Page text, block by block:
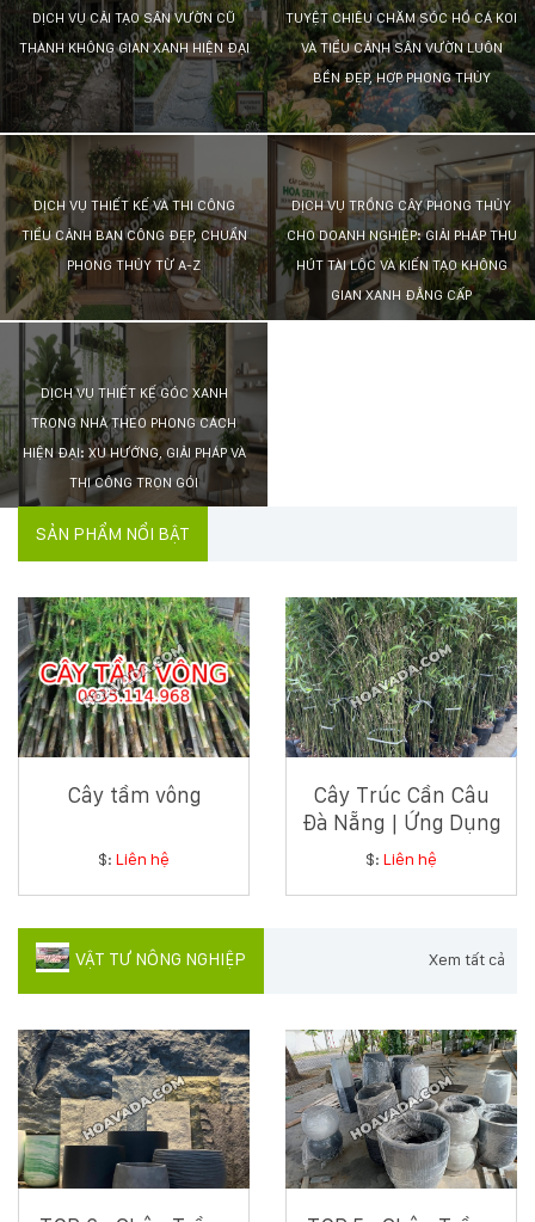
DỊCH VỤ CẢI TẠO SÂN VƯỜN CŨ
THÀNH KHÔNG GIAN XANH HIỆN ĐẠI
TUYỆT CHIÊU CHĂM SÓC HỒ CÁ KOI
VÀ TIỂU CẢNH SÂN VƯỜN LUÔN
BỀN ĐẸP, HỢP PHONG THỦY
DỊCH VỤ THIẾT KẾ VÀ THI CÔNG
TIỂU CẢNH BAN CÔNG ĐẸP, CHUẨN
PHONG THỦY TỪ A-Z
DỊCH VỤ TRỒNG CÂY PHONG THỦY
CHO DOANH NGHIỆP: GIẢI PHÁP THU
HÚT TÀI LỘC VÀ KIẾN TẠO KHÔNG
GIAN XANH ĐẲNG CẤP
DỊCH VỤ THIẾT KẾ GÓC XANH
TRONG NHÀ THEO PHONG CÁCH
HIỆN ĐẠI: XU HƯỚNG, GIẢI PHÁP VÀ
THI CÔNG TRỌN GÓI
SẢN PHẨM NỔI BẬT
Cây tầm vông
$: Liên hệ
Cây Trúc Cần Câu
Đà Nẵng | Ứng Dụng
Và Bảng Giá Mới
$: Liên hệ
VẬT TƯ NÔNG NGHIỆP Xem tất cả